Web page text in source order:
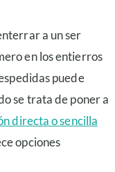
a un ser
en los entierros
puede
se trata de poner a
directa o sencilla
opciones